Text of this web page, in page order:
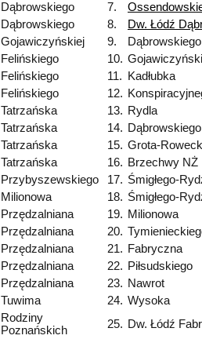
Dąbrowskiego
7.
Dąbrowskiego
8. Dw. Łódź
Gojawiczyńskiej
9.
Dąbrowskiego
Felińskiego
10.
Felińskiego
11.
Kadłubka
Felińskiego
12.
Tatrzańska
13. Rydla
Tatrzańska
14. Dąbrowskiego
Tatrzańska
15. Grota-
Tatrzańska
16. Brzechwy NŻ
Przybyszewskiego
17. Śmigłego-
Milionowa
18. Śmigłego-
Przędzalniana
19. Milionowa
Przędzalniana
20.
Przędzalniana
21. Fabryczna
Przędzalniana
22. Piłsudskiego
Przędzalniana
23. Nawrot
Tuwima
24. Wysoka
Rodziny
Poznańskich
25. Dw. Łódź